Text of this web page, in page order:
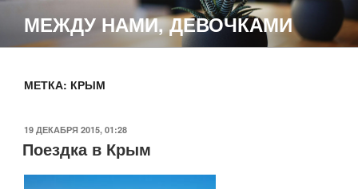
содержимому
МЕЖДУ НАМИ, ДЕВОЧКАМИ
МЕТКА: КРЫМ
ОПУБЛИКОВАНО
19 ДЕКАБРЯ 2015, 01:28
Поездка в Крым